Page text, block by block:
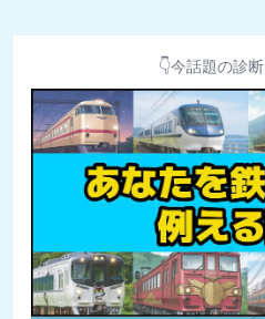
👇今話題の診